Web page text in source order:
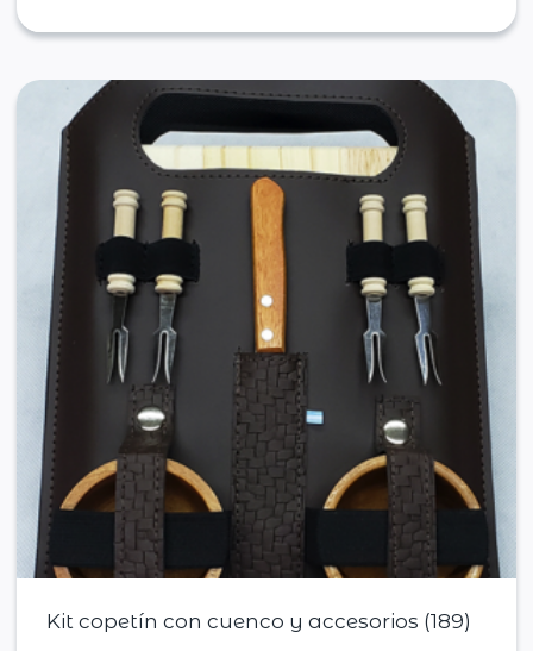
Kit copetín con cuenco y accesorios (189)